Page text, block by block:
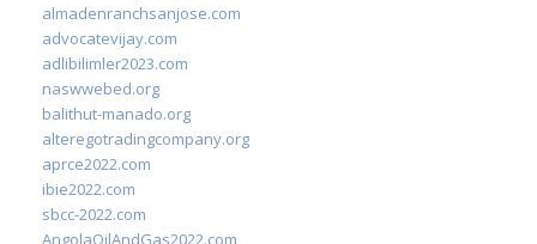
almadenranchsanjose.com
advocatevijay.com
adlibilimler2023.com
naswwebed.org
balithut-manado.org
alteregotradingcompany.org
aprce2022.com
ibie2022.com
sbcc-2022.com
AngolaOilAndGas2022.com